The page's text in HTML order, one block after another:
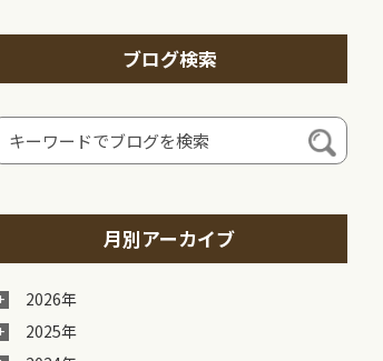
ブログ検索
月別アーカイブ
2026年
2025年